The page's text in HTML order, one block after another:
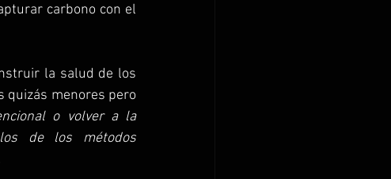
carbono con el
la salud de los
quizás menores pero
o volver a la
de los métodos